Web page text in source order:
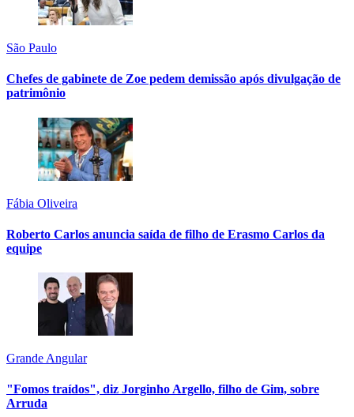
São Paulo
Chefes de gabinete de Zoe pedem demissão após divulgação de
patrimônio
Fábia Oliveira
Roberto Carlos anuncia saída de filho de Erasmo Carlos da
equipe
Grande Angular
"Fomos traídos", diz Jorginho Argello, filho de Gim, sobre
Arruda